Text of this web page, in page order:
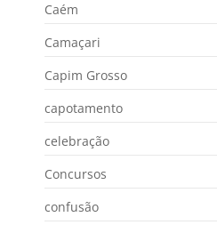
Caém
Camaçari
Capim Grosso
capotamento
celebração
Concursos
confusão